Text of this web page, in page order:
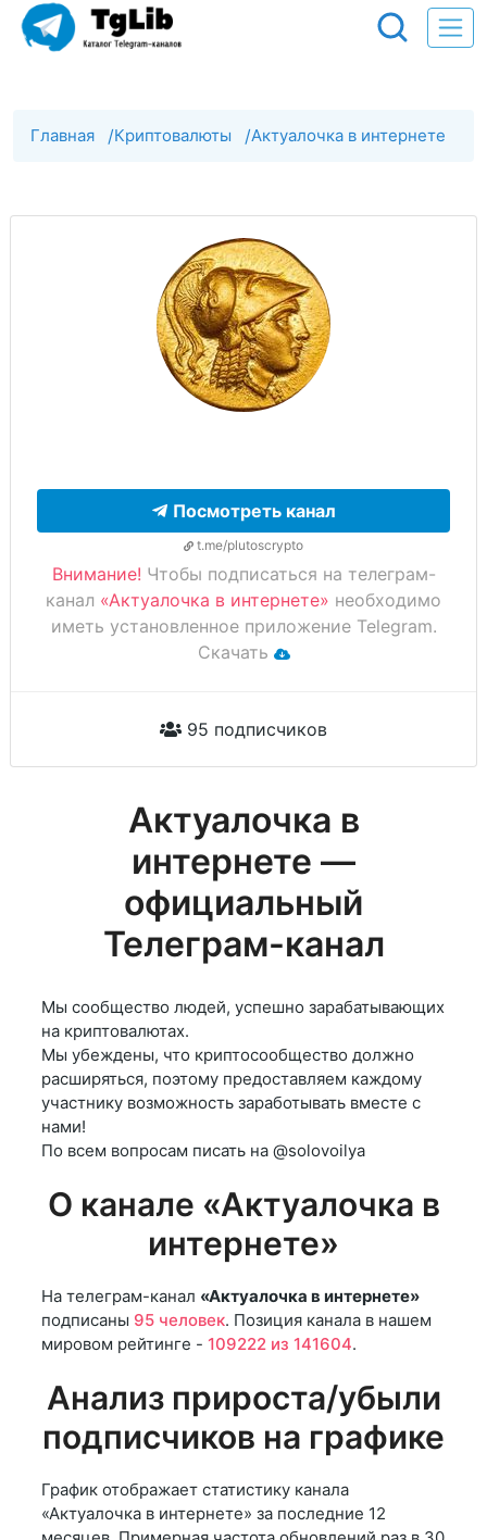
Главная /Криптовалюты /Актуалочка в интернете
Посмотреть канал
t.me/plutoscrypto
Внимание! Чтобы подписаться на телеграм-
канал «Актуалочка в интернете» необходимо
иметь установленное приложение Telegram.
Скачать
95 подписчиков
Актуалочка в
интернете —
официальный
Телеграм-канал
Мы сообщество людей, успешно зарабатывающих
на криптовалютах.
Мы убеждены, что криптосообщество должно
расширяться, поэтому предоставляем каждому
участнику возможность заработывать вместе с
нами!
По всем вопросам писать на @solovoilya
О канале «Актуалочка в
интернете»
На телеграм-канал «Актуалочка в интернете»
подписаны 95 человек. Позиция канала в нашем
мировом рейтинге - 109222 из 141604.
Анализ прироста/убыли
подписчиков на графике
График отображает статистику канала
«Актуалочка в интернете» за последние 12